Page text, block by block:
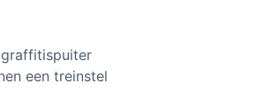
een treinstel